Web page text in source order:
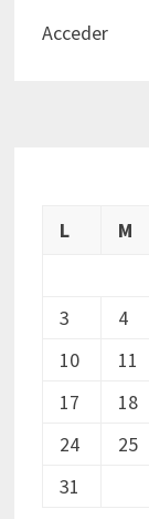
Acceder
L
M
3
4
10
11
17
18
24
25
31